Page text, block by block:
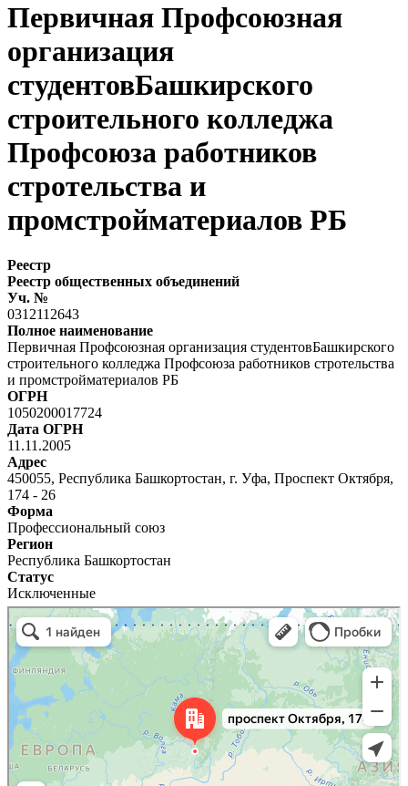
Первичная Профсоюзная
организация
студентовБашкирского
строительного колледжа
Профсоюза работников
стротельства и
промстройматериалов РБ
Реестр
Реестр общественных объединений
Уч. №
0312112643
Полное наименование
Первичная Профсоюзная организация студентовБашкирского
строительного колледжа Профсоюза работников стротельства
и промстройматериалов РБ
ОГРН
1050200017724
Дата ОГРН
11.11.2005
Адрес
450055, Республика Башкортостан, г. Уфа, Проспект Октября,
174 - 26
Форма
Профессиональный союз
Регион
Республика Башкортостан
Статус
Исключенные